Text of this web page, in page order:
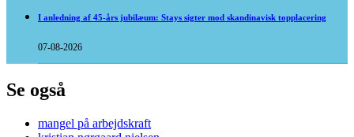
I anledning af 45-års jubilæum: Stays sigter mod skandinavisk topplacering
07-08-2026
Se også
mangel på arbejdskraft